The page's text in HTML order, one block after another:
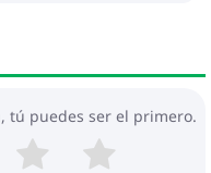
tú puedes ser el primero.